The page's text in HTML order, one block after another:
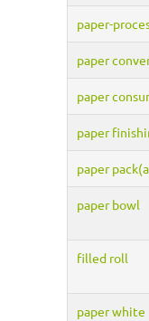
paper-
paper
paper
paper
paper
paper bowl
filled roll
paper white